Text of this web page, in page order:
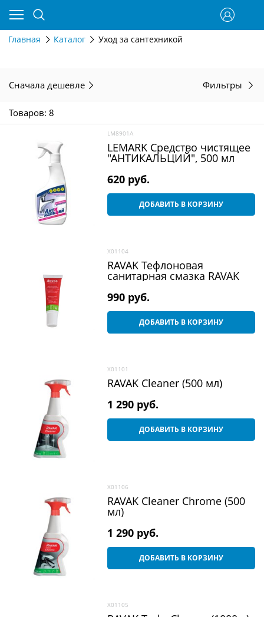
Главная Каталог Уход за сантехникой
Сначала дешевле Фильтры
Товаров: 8
LM8901A
LEMARK Средство чистящее
"АНТИКАЛЬЦИЙ", 500 мл
620 руб.
ДОБАВИТЬ В КОРЗИНУ
X01104
RAVAK Тефлоновая
санитарная смазка RAVAK
990 руб.
ДОБАВИТЬ В КОРЗИНУ
X01101
RAVAK Cleaner (500 мл)
1 290 руб.
ДОБАВИТЬ В КОРЗИНУ
X01106
RAVAK Cleaner Chrome (500
мл)
1 290 руб.
ДОБАВИТЬ В КОРЗИНУ
X01105